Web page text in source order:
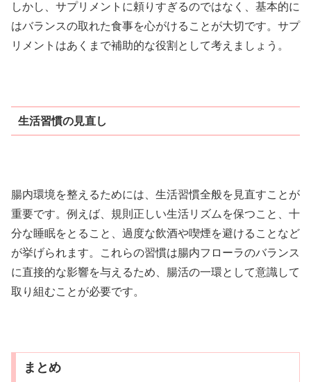
しかし、サプリメントに頼りすぎるのではなく、基本的に
はバランスの取れた食事を心がけることが大切です。サプ
リメントはあくまで補助的な役割として考えましょう。
生活習慣の見直し
腸内環境を整えるためには、生活習慣全般を見直すことが
重要です。例えば、規則正しい生活リズムを保つこと、十
分な睡眠をとること、過度な飲酒や喫煙を避けることなど
が挙げられます。これらの習慣は腸内フローラのバランス
に直接的な影響を与えるため、腸活の一環として意識して
取り組むことが必要です。
まとめ